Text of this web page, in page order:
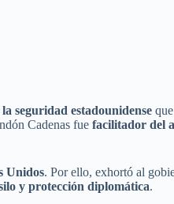
la seguridad estadounidense
Cadenas fue facilitador del
Unidos. Por ello, exhortó al
y protección diplomática.